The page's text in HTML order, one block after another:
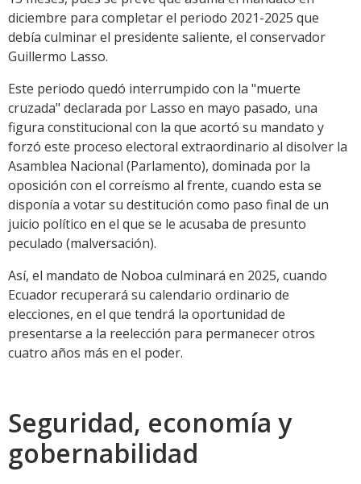
diciembre para completar el periodo 2021-2025 que
debía culminar el presidente saliente, el conservador
Guillermo Lasso.
Este periodo quedó interrumpido con la "muerte
cruzada" declarada por Lasso en mayo pasado, una
figura constitucional con la que acortó su mandato y
forzó este proceso electoral extraordinario al disolver la
Asamblea Nacional (Parlamento), dominada por la
oposición con el correísmo al frente, cuando esta se
disponía a votar su destitución como paso final de un
juicio político en el que se le acusaba de presunto
peculado (malversación).
Así, el mandato de Noboa culminará en 2025, cuando
Ecuador recuperará su calendario ordinario de
elecciones, en el que tendrá la oportunidad de
presentarse a la reelección para permanecer otros
cuatro años más en el poder.
Seguridad, economía y
gobernabilidad